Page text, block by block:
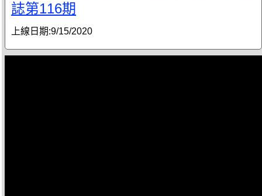
誌第116期
上線日期:9/15/2020